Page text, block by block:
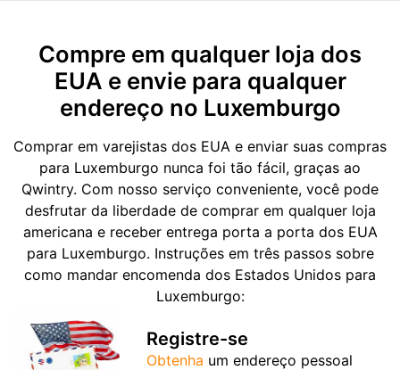
Compre em qualquer loja dos
EUA e envie para qualquer
endereço no Luxemburgo
Comprar em varejistas dos EUA e enviar suas compras
para Luxemburgo nunca foi tão fácil, graças ao
Qwintry. Com nosso serviço conveniente, você pode
desfrutar da liberdade de comprar em qualquer loja
americana e receber entrega porta a porta dos EUA
para Luxemburgo. Instruções em três passos sobre
como mandar encomenda dos Estados Unidos para
Luxemburgo:
Registre-se
Obtenha um endereço pessoal